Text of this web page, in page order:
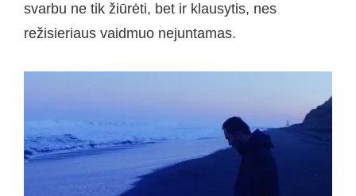
svarbu ne tik žiūrėti, bet ir klausytis, nes
režisieriaus vaidmuo nejuntamas.